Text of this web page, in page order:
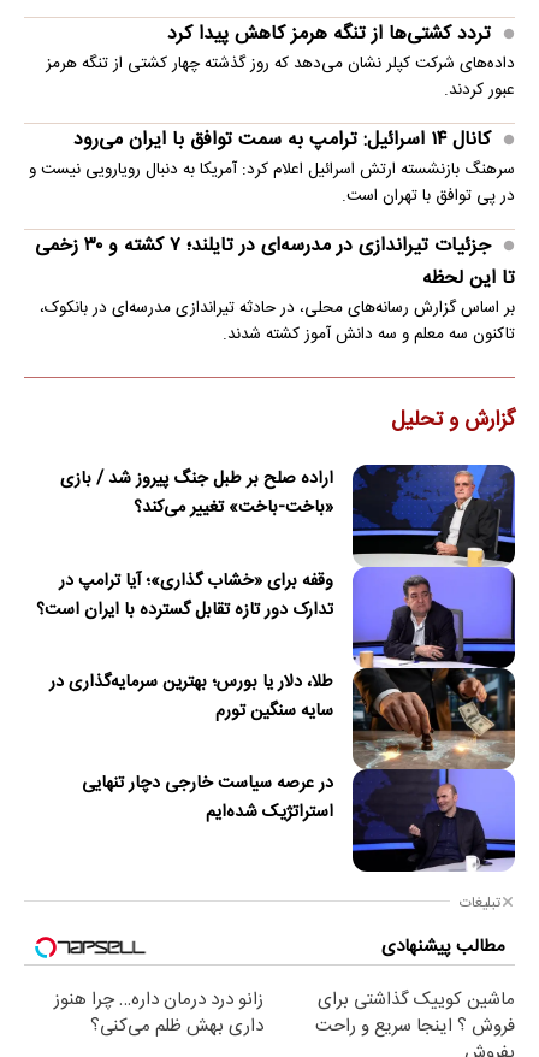
تردد کشتی‌ها از تنگه هرمز کاهش پیدا کرد
داده‌های شرکت کپلر نشان می‌دهد که روز گذشته چهار کشتی از تنگه هرمز
عبور کردند.
کانال ۱۴ اسرائیل: ترامپ به سمت توافق با ایران می‌رود
سرهنگ بازنشسته ارتش اسرائیل اعلام کرد: آمریکا به دنبال رویارویی نیست و
در پی توافق با تهران است.
جزئیات تیراندازی در مدرسه‌ای در تایلند؛ ۷ کشته و ۳۰ زخمی
تا این لحظه
بر اساس گزارش رسانه‌های محلی، در حادثه تیراندازی مدرسه‌ای در بانکوک،
تاکنون سه معلم و سه دانش آموز کشته شدند.
گزارش و تحلیل
اراده صلح بر طبل جنگ پیروز شد / بازی
«باخت-باخت» تغییر می‌کند؟
وقفه برای «خشاب گذاری»؛ آیا ترامپ در
تدارک دور تازه تقابل گسترده با ایران است؟
طلا، دلار یا بورس؛ بهترین سرمایه‌گذاری در
سایه سنگین تورم
در عرصه سیاست خارجی دچار تنهایی
استراتژیک شده‌ایم
تبلیغات
مطالب پیشنهادی
ماشین کوییک گذاشتی برای
فروش ؟ اینجا سریع و راحت
زانو درد درمان داره… چرا هنوز
داری بهش ظلم می‌کنی؟